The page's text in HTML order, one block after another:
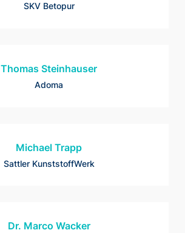
SKV Betopur
Thomas Steinhauser
Adoma
Michael Trapp
Sattler KunststoffWerk
Dr. Marco Wacker